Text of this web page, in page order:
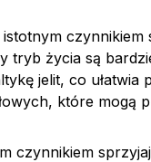
istotnym czynnikiem
tryb życia są
jelit, co ułatwia
które mogą
czynnikiem